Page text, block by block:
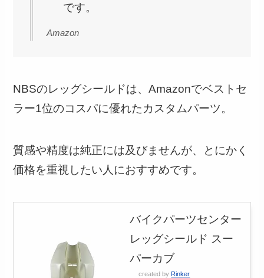
です。
Amazon
NBSのレッグシールドは、Amazonでベストセ
ラー1位のコスパに優れたカスタムパーツ。
質感や精度は純正には及びませんが、とにかく
価格を重視したい人におすすめです。
バイクパーツセンター
レッグシールド スー
パーカブ
created by Rinker